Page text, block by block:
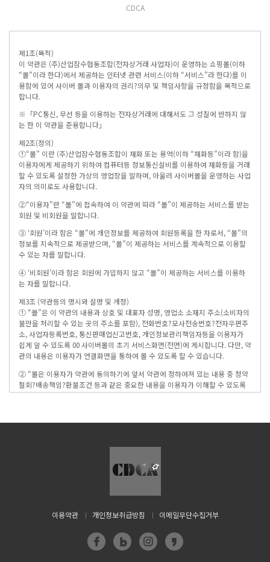
CDCA
제1조(목적)
이 약관은 (주)산업잠수협동조합(전자상거래 사업자)이 운영하는 쇼핑몰(이하
“몰”이라 한다)에서 제공하는 인터넷 관련 서비스(이하 “서비스”라 한다)를 이
용함에 있어 사이버 몰과 이용자의 권리?의무 및 책임사항을 규정함을 목적으로
합니다.
※「PC통신, 무선 등을 이용하는 전자상거래에 대해서도 그 성질에 반하지 않
는 한 이 약관을 준용합니다」
제2조(정의)
①“몰” 이란 (주)산업잠수협동조합이 재화 또는 용역(이하 “재화등”이라 함)을
이용자에게 제공하기 위하여 컴퓨터등 정보통신설비를 이용하여 재화등을 거래
할 수 있도록 설정한 가상의 영업장을 말하며, 아울러 사이버몰을 운영하는 사업
자의 의미로도 사용합니다.
②“이용자”란 “몰”에 접속하여 이 약관에 따라 “몰”이 제공하는 서비스를 받는
회원 및 비회원을 말합니다.
③ ‘회원’이라 함은 “몰”에 개인정보를 제공하여 회원등록을 한 자로서, “몰”의
정보를 지속적으로 제공받으며, “몰”이 제공하는 서비스를 계속적으로 이용할
수 있는 자를 말합니다.
④ ‘비회원’이라 함은 회원에 가입하지 않고 “몰”이 제공하는 서비스를 이용하
는 자를 말합니다.
제3조 (약관등의 명시와 설명 및 개정)
① “몰”은 이 약관의 내용과 상호 및 대표자 성명, 영업소 소재지 주소(소비자의
불만을 처리할 수 있는 곳의 주소를 포함), 전화번호?모사전송번호?전자우편주
소, 사업자등록번호, 통신판매업신고번호, 개인정보관리책임자등을 이용자가
쉽게 알 수 있도록 00 사이버몰의 초기 서비스화면(전면)에 게시합니다. 다만, 약
관의 내용은 이용자가 연결화면을 통하여 볼 수 있도록 할 수 있습니다.
② “몰은 이용자가 약관에 동의하기에 앞서 약관에 정하여져 있는 내용 중 청약
철회?배송책임?환불조건 등과 같은 중요한 내용을 이용자가 이해할 수 있도록
별도의 연결화면 또는 팝업화면 등을 제공하여 이용자의 확인을 구하여야 합니
③ “몰”은 전자상거래등에서의소비자보호에관한법률, 약관의규제에관한법률,
관한법률, 소비자보호법 등 관련법을 위배하지 않는 범위에서 이 약관을 개정할
④ “몰”이 약관을 개정할 경우에는 적용일자 및 개정사유를 명시하여 현행약관
사전 유예기간을 두고 공지합니다. 이 경우 "몰“은 개정전 내용과 개정후 내용을
⑤ “몰”이 약관을 개정할 경우에는 그 개정약관은 그 적용일자 이후에 체결되는
이용약관 개인정보취급방침 이메일무단수집거부